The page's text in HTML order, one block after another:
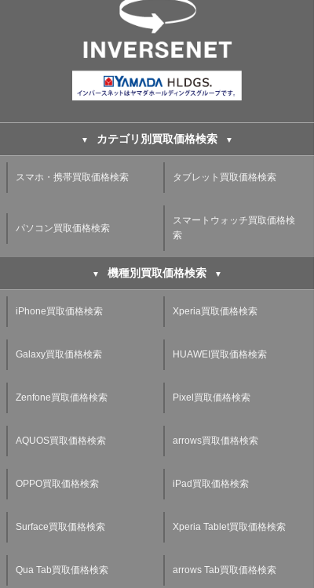
カテゴリ別買取価格検索
スマホ・携帯買取価格検索 タブレット買取価格検索
パソコン買取価格検索
スマートウォッチ買取価格検
索
機種別買取価格検索
iPhone買取価格検索 Xperia買取価格検索
Galaxy買取価格検索 HUAWEI買取価格検索
Zenfone買取価格検索 Pixel買取価格検索
AQUOS買取価格検索 arrows買取価格検索
OPPO買取価格検索 iPad買取価格検索
Surface買取価格検索 Xperia Tablet買取価格検索
Qua Tab買取価格検索 arrows Tab買取価格検索